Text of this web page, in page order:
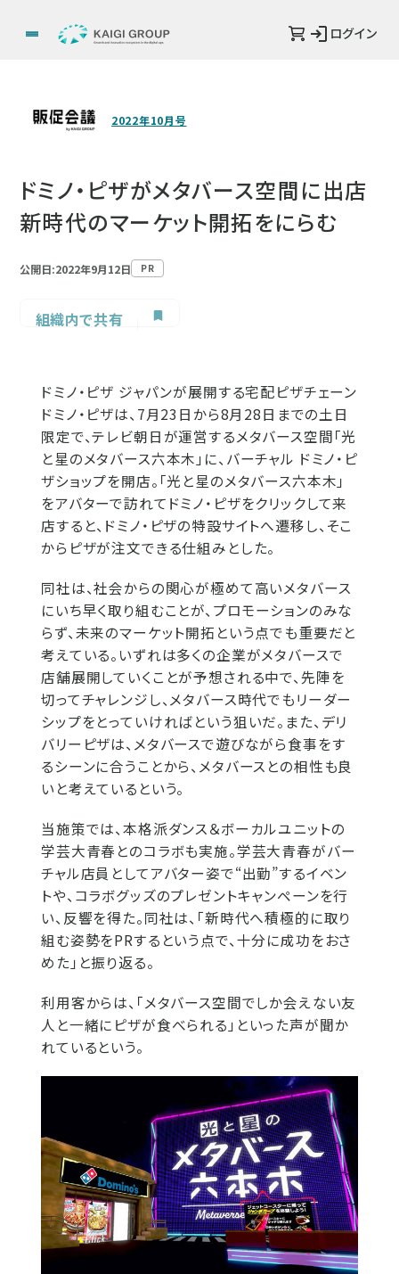
ログイン
2022年10月号
ドミノ・ピザがメタバース空間に出店
新時代のマーケット開拓をにらむ
公開日:2022年9月12日 PR
組織内で共有
ドミノ・ピザ ジャパンが展開する宅配ピザチェーン
ドミノ・ピザは、7月23日から8月28日までの土日
限定で、テレビ朝日が運営するメタバース空間「光
と星のメタバース六本木」に、バーチャル ドミノ・ピ
ザショップを開店。「光と星のメタバース六本木」
をアバターで訪れてドミノ・ピザをクリックして来
店すると、ドミノ・ピザの特設サイトへ遷移し、そこ
からピザが注文できる仕組みとした。
同社は、社会からの関心が極めて高いメタバース
にいち早く取り組むことが、プロモーションのみな
らず、未来のマーケット開拓という点でも重要だと
考えている。いずれは多くの企業がメタバースで
店舗展開していくことが予想される中で、先陣を
切ってチャレンジし、メタバース時代でもリーダー
シップをとっていければという狙いだ。また、デリ
バリーピザは、メタバースで遊びながら食事をす
るシーンに合うことから、メタバースとの相性も良
いと考えているという。
当施策では、本格派ダンス＆ボーカルユニットの
学芸大青春とのコラボも実施。学芸大青春がバー
チャル店員としてアバター姿で“出勤”するイベン
トや、コラボグッズのプレゼントキャンペーンを行
い、反響を得た。同社は、「新時代へ積極的に取り
組む姿勢をPRするという点で、十分に成功をおさ
めた」と振り返る。
利用客からは、「メタバース空間でしか会えない友
人と一緒にピザが食べられる」といった声が聞か
れているという。